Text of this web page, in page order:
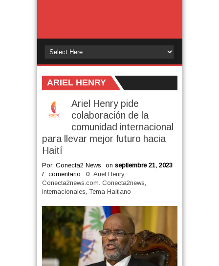
ARIEL HENRY
Ariel Henry pide
colaboración de la
comunidad internacional
para llevar mejor futuro hacia
Haití
Por: Conecta2 News on septiembre 21, 2023
/
comentario : 0 Ariel Henry,
Conecta2news.com. Conecta2news,
internacionales, Tema Haitiano